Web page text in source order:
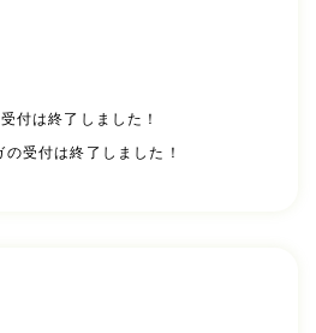
付は終了しました！
受付は終了しました！